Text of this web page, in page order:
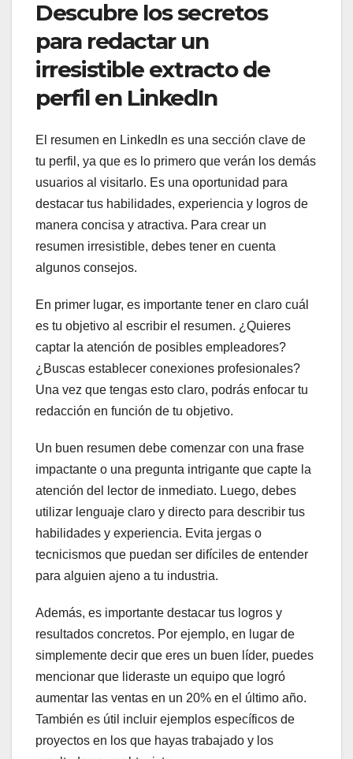
Descubre los secretos
para redactar un
irresistible extracto de
perfil en LinkedIn
El resumen en LinkedIn es una sección clave de
tu perfil, ya que es lo primero que verán los demás
usuarios al visitarlo. Es una oportunidad para
destacar tus habilidades, experiencia y logros de
manera concisa y atractiva. Para crear un
resumen irresistible, debes tener en cuenta
algunos consejos.
En primer lugar, es importante tener en claro cuál
es tu objetivo al escribir el resumen. ¿Quieres
captar la atención de posibles empleadores?
¿Buscas establecer conexiones profesionales?
Una vez que tengas esto claro, podrás enfocar tu
redacción en función de tu objetivo.
Un buen resumen debe comenzar con una frase
impactante o una pregunta intrigante que capte la
atención del lector de inmediato. Luego, debes
utilizar lenguaje claro y directo para describir tus
habilidades y experiencia. Evita jergas o
tecnicismos que puedan ser difíciles de entender
para alguien ajeno a tu industria.
Además, es importante destacar tus logros y
resultados concretos. Por ejemplo, en lugar de
simplemente decir que eres un buen líder, puedes
mencionar que lideraste un equipo que logró
aumentar las ventas en un 20% en el último año.
También es útil incluir ejemplos específicos de
proyectos en los que hayas trabajado y los